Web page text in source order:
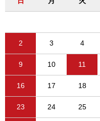
2 3 4
9 10 11
16 17 18
23 24 25